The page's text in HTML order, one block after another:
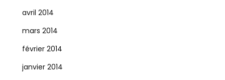
avril 2014
mars 2014
février 2014
janvier 2014